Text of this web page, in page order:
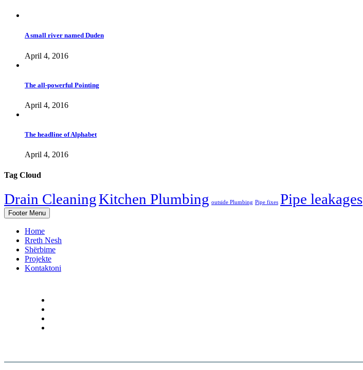
A small river named Duden
April 4, 2016
The all-powerful Pointing
April 4, 2016
The headline of Alphabet
April 4, 2016
Tag Cloud
Drain CleaningKitchen Plumbing outside Plumbing Pipe fixes Pipe leakages
Footer Menu
Home
Rreth Nesh
Shërbime
Projekte
Kontaktoni